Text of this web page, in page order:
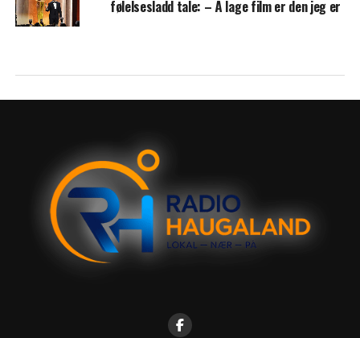
følelsesladd tale: – Å lage film er den jeg er